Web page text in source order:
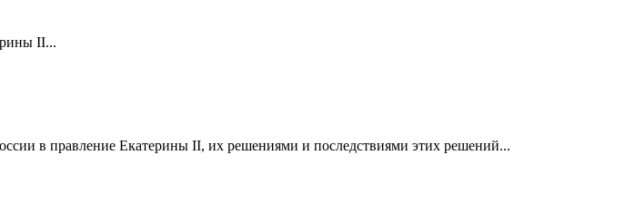
II...
в правление Екатерины II, их решениями и последствиями этих решений...